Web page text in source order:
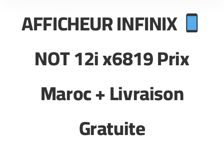
AFFICHEUR INFINIX
NOT 12i x6819 Prix
Maroc + Livraison
Gratuite